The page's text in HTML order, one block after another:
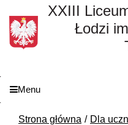
XXIII
Łodzi
Menu
Strona główna
Dla